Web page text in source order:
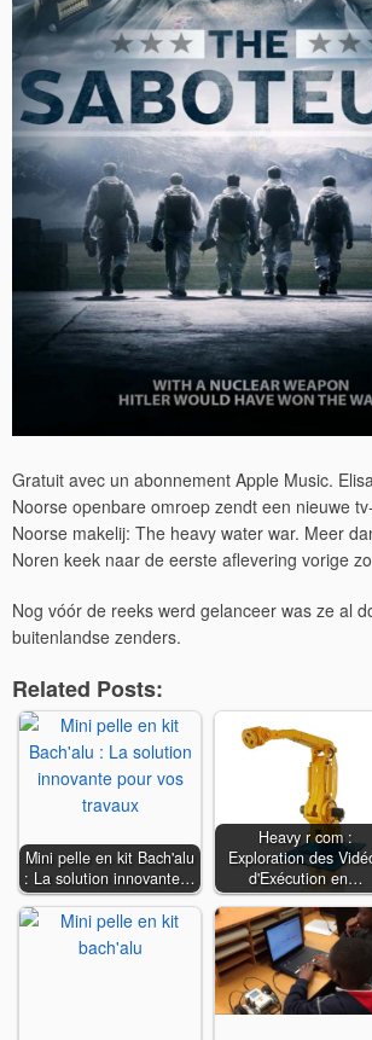
Gratuit avec un abonnement Apple Music.
Noorse openbare omroep zendt een nieuwe
Noorse makelij: The heavy water war. Meer
Noren keek naar de eerste aflevering vorige
Nog vóór de reeks werd gelanceer was ze al
buitenlandse zenders.
Related Posts:
Mini pelle en kit Bach'alu
: La solution innovante…
Heavy r com :
Exploration des
d'Exécution en…